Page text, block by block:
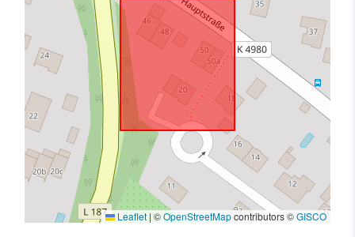
Leaflet | ©OpenStreetMapcontributors ©GISCO